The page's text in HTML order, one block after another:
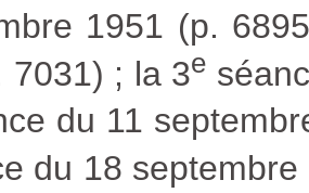
1951 (p.
7031) ; la 3e
du 11
du 18